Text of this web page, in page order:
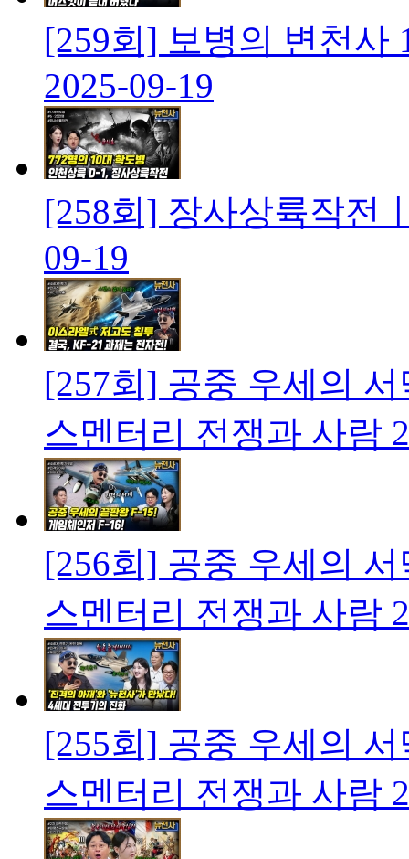
[259회] 보병의 변천사
2025-09-19
[258회] 장사상륙작전
09-19
[257회] 공중 우세의
스멘터리 전쟁과 사람
[256회] 공중 우세의
스멘터리 전쟁과 사람
[255회] 공중 우세의
스멘터리 전쟁과 사람